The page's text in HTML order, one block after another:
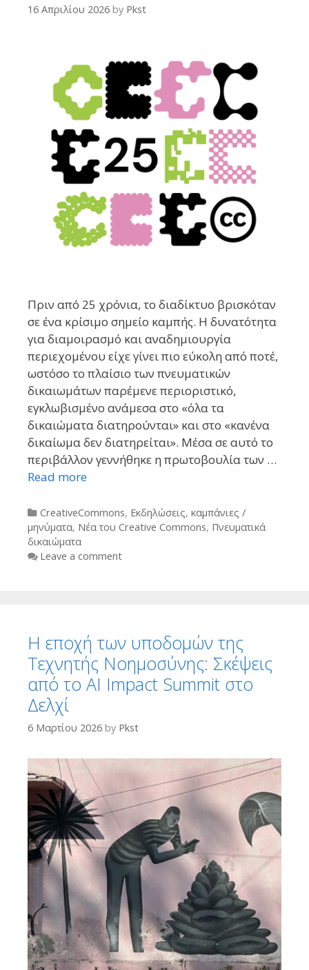
16 Απριλίου 2026 by Pkst
Πριν από 25 χρόνια, το διαδίκτυο βρισκόταν
σε ένα κρίσιμο σημείο καμπής. Η δυνατότητα
για διαμοιρασμό και αναδημιουργία
περιεχομένου είχε γίνει πιο εύκολη από ποτέ,
ωστόσο το πλαίσιο των πνευματικών
δικαιωμάτων παρέμενε περιοριστικό,
εγκλωβισμένο ανάμεσα στο «όλα τα
δικαιώματα διατηρούνται» και στο «κανένα
δικαίωμα δεν διατηρείται». Μέσα σε αυτό το
περιβάλλον γεννήθηκε η πρωτοβουλία των …
Read more
Categories
CreativeCommons, Εκδηλώσεις, καμπάνιες /
μηνύματα, Νέα του Creative Commons, Πνευματικά
δικαιώματα
Leave a comment
Η εποχή των υποδομών της
Τεχνητής Νοημοσύνης: Σκέψεις
από το AI Impact Summit στο
Δελχί
6 Μαρτίου 2026 by Pkst